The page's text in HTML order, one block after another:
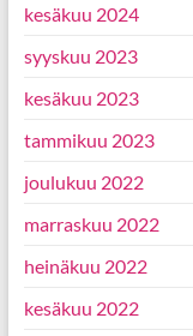
kesäkuu 2024
syyskuu 2023
kesäkuu 2023
tammikuu 2023
joulukuu 2022
marraskuu 2022
heinäkuu 2022
kesäkuu 2022